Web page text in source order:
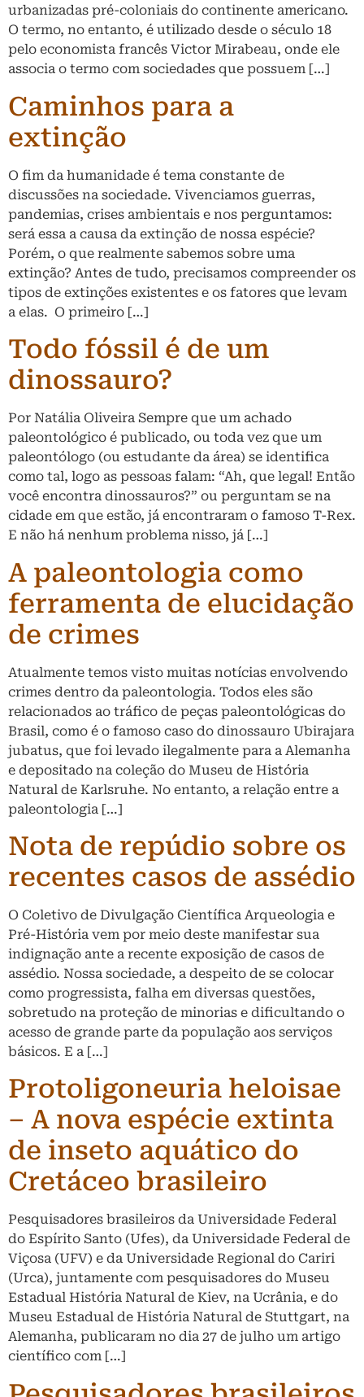
urbanizadas pré-coloniais do continente americano.
O termo, no entanto, é utilizado desde o século 18
pelo economista francês Victor Mirabeau, onde ele
associa o termo com sociedades que possuem […]
Caminhos para a
extinção
O fim da humanidade é tema constante de
discussões na sociedade. Vivenciamos guerras,
pandemias, crises ambientais e nos perguntamos:
será essa a causa da extinção de nossa espécie?
Porém, o que realmente sabemos sobre uma
extinção? Antes de tudo, precisamos compreender os
tipos de extinções existentes e os fatores que levam
a elas. O primeiro […]
Todo fóssil é de um
dinossauro?
Por Natália Oliveira Sempre que um achado
paleontológico é publicado, ou toda vez que um
paleontólogo (ou estudante da área) se identifica
como tal, logo as pessoas falam: “Ah, que legal! Então
você encontra dinossauros?” ou perguntam se na
cidade em que estão, já encontraram o famoso T-Rex.
E não há nenhum problema nisso, já […]
A paleontologia como
ferramenta de elucidação
de crimes
Atualmente temos visto muitas notícias envolvendo
crimes dentro da paleontologia. Todos eles são
relacionados ao tráfico de peças paleontológicas do
Brasil, como é o famoso caso do dinossauro Ubirajara
jubatus, que foi levado ilegalmente para a Alemanha
e depositado na coleção do Museu de História
Natural de Karlsruhe. No entanto, a relação entre a
paleontologia […]
Nota de repúdio sobre os
recentes casos de assédio
O Coletivo de Divulgação Científica Arqueologia e
Pré-História vem por meio deste manifestar sua
indignação ante a recente exposição de casos de
assédio. Nossa sociedade, a despeito de se colocar
como progressista, falha em diversas questões,
sobretudo na proteção de minorias e dificultando o
acesso de grande parte da população aos serviços
básicos. E a […]
Protoligoneuria heloisae
– A nova espécie extinta
de inseto aquático do
Cretáceo brasileiro
Pesquisadores brasileiros da Universidade Federal
do Espírito Santo (Ufes), da Universidade Federal de
Viçosa (UFV) e da Universidade Regional do Cariri
(Urca), juntamente com pesquisadores do Museu
Estadual História Natural de Kiev, na Ucrânia, e do
Museu Estadual de História Natural de Stuttgart, na
Alemanha, publicaram no dia 27 de julho um artigo
científico com […]